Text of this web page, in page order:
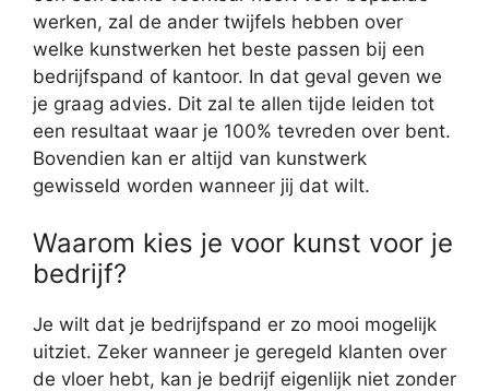
werken, zal de ander twijfels hebben over
welke kunstwerken het beste passen bij een
bedrijfspand of kantoor. In dat geval geven we
je graag advies. Dit zal te allen tijde leiden tot
een resultaat waar je 100% tevreden over bent.
Bovendien kan er altijd van kunstwerk
gewisseld worden wanneer jij dat wilt.
Waarom kies je voor kunst voor je
bedrijf?
Je wilt dat je bedrijfspand er zo mooi mogelijk
uitziet. Zeker wanneer je geregeld klanten over
de vloer hebt, kan je bedrijf eigenlijk niet zonder